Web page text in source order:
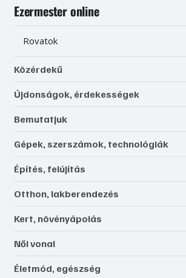
Ezermester online
Rovatok
Közérdekű
Újdonságok, érdekességek
Bemutatjuk
Gépek, szerszámok, technológiák
Építés, felújítás
Otthon, lakberendezés
Kert, növényápolás
Női vonal
Életmód, egészség